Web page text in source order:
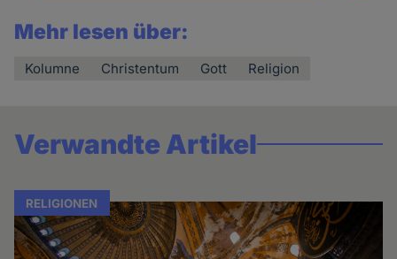
Mehr lesen über:
Kolumne Christentum Gott Religion
Verwandte Artikel
RELIGIONEN